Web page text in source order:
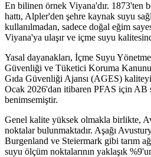
En bilinen örnek Viyana'dır. 1873'ten
hattı, Alpler'den şehre kaynak suyu
kullanılmadan, sadece doğal eğim
Viyana'ya ulaşır ve içme suyu
Yasal dayanakları, İçme Suyu
Güvenliği ve Tüketici Koruma Kanunu
Gıda Güvenliği Ajansı (AGES)
Ocak 2026'dan itibaren PFAS için AB
benimsemiştir.
Genel kalite yüksek olmakla birlikte,
noktalar bulunmaktadır. Aşağı
Burgenland ve Steiermark gibi tarım
suyu ölçüm noktalarının yaklaşık